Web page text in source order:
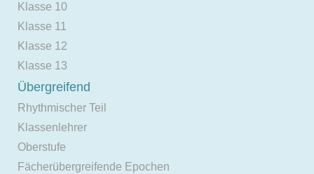
Klasse 10
Klasse 11
Klasse 12
Klasse 13
Übergreifend
Rhythmischer Teil
Klassenlehrer
Oberstufe
Fächerübergreifende Epochen